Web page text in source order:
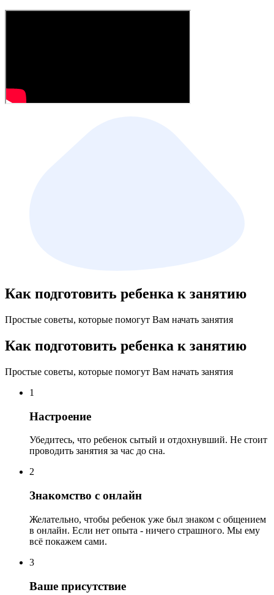
Как подготовить ребенка к занятию
Простые советы, которые помогут Вам начать занятия
Как подготовить ребенка к занятию
Простые советы, которые помогут Вам начать занятия
1
Настроение
Убедитесь, что ребенок сытый и отдохнувший. Не стоит
проводить занятия за час до сна.
2
Знакомство с онлайн
Желательно, чтобы ребенок уже был знаком с общением
в онлайн. Если нет опыта - ничего страшного. Мы ему
всё покажем сами.
3
Ваше присутствие